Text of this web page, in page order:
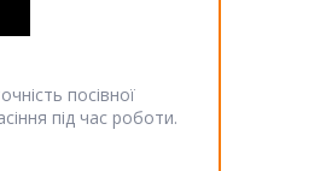
посівної
під час роботи.